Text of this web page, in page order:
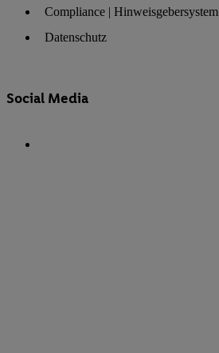
Compliance | Hinweisgebersystem
Datenschutz
Social Media